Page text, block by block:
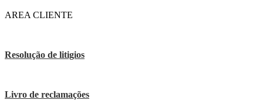
AREA CLIENTE
Resolução de litigios
Livro de reclamações